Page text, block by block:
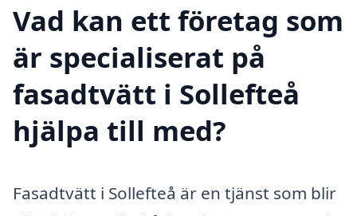
Vad kan ett företag som
är specialiserat på
fasadtvätt i Sollefteå
hjälpa till med?
Fasadtvätt i Sollefteå är en tjänst som blir